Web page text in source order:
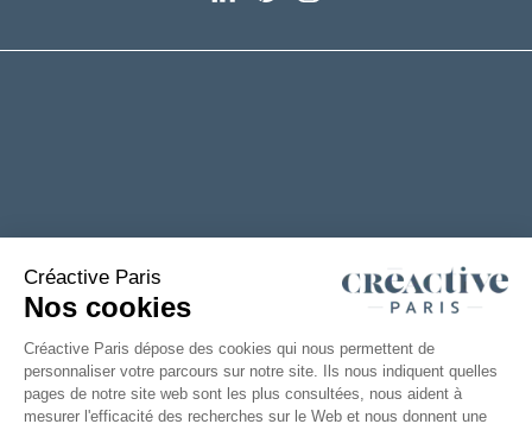
6 rue de la Chanterie
49124 Saint Barthélémy d'Anjou
TÉLÉCHARGEZ NOTRE CATALOGUE